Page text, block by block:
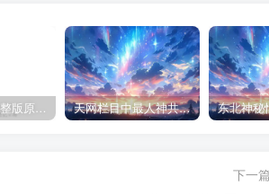
雨后小故事完整版原片动态图（图+文字解说版） 天网栏目中最人神共愤的一期《消失的夫妻》
下一